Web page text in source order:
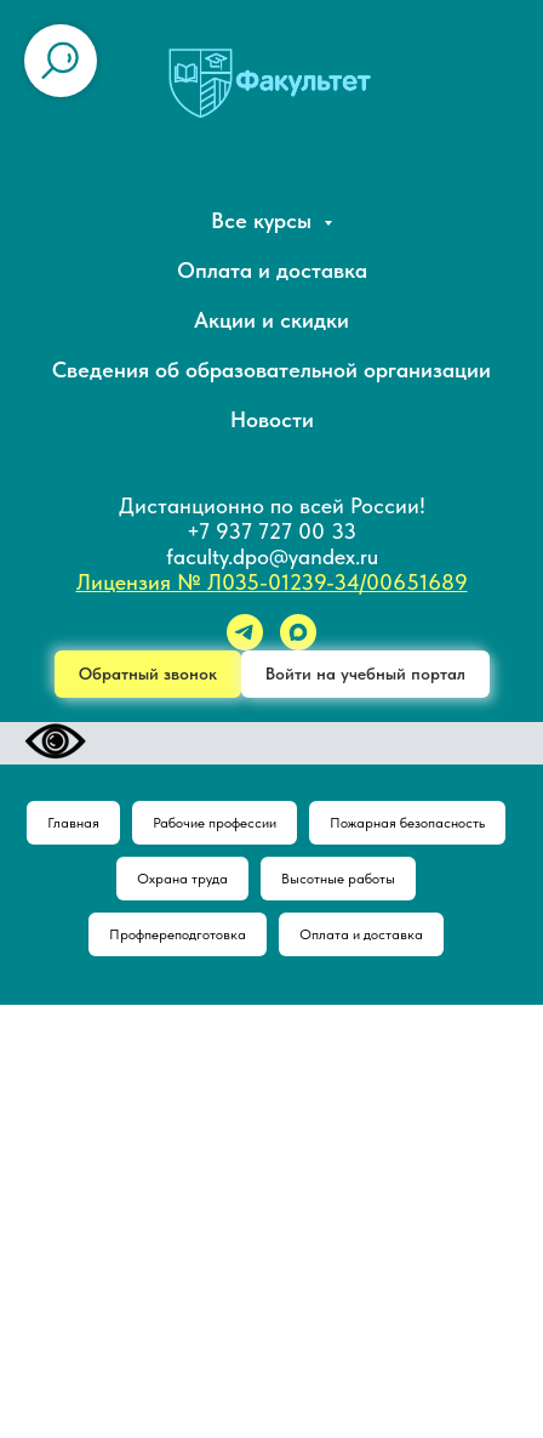
Все курсы
Оплата и доставка
Акции и скидки
Сведения об образовательной организации
Новости
Дистанционно по всей России!
+7 937 727 00 33
faculty.dpo@yandex.ru
Лицензия № Л035-01239-34/00651689
Обратный звонок Войти на учебный портал
Главная Рабочие профессии Пожарная безопасность
Охрана труда Высотные работы
Профпереподготовка Оплата и доставка